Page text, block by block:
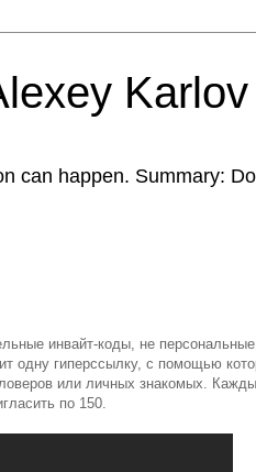
Karlov
can happen. Summary:
инвайт-коды, не
одну гиперссылку, с помощью
или личных знакомых.
по 150.